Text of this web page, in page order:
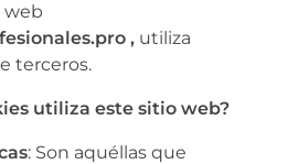
web
, utiliza
terceros.
utiliza este sitio web?
: Son aquéllas que